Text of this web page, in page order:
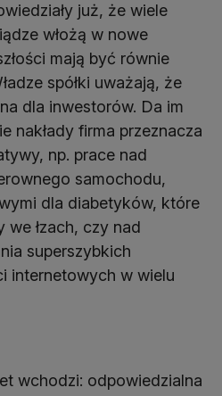
już, że wiele
włożą w nowe
mają być równie
spółki uważają, że
dla inwestorów. Da im
nakłady firma przeznacza
np. prace nad
samochodu,
dla diabetyków, które
we łzach, czy nad
superszybkich
internetowych w wielu
wchodzi: odpowiedzialna